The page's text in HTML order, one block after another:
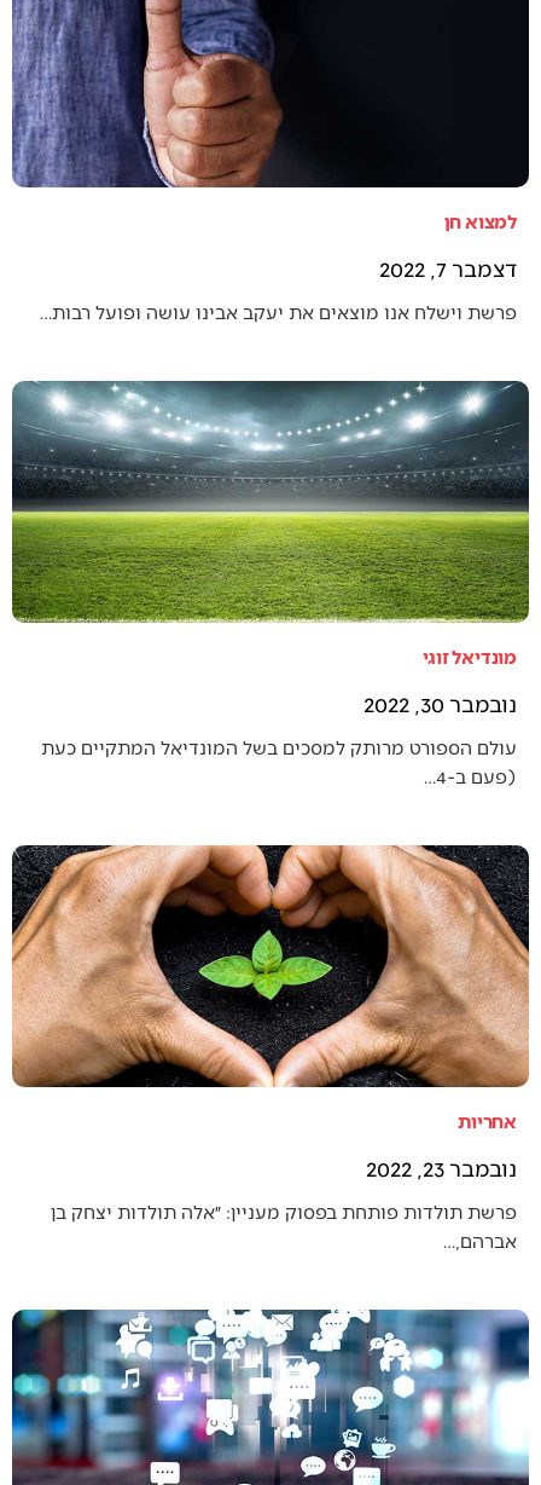
למצוא חן
דצמבר 7, 2022
פרשת וישלח אנו מוצאים את יעקב אבינו עושה ופועל רבות…
מונדיאל זוגי
נובמבר 30, 2022
עולם הספורט מרותק למסכים בשל המונדיאל המתקיים כעת
(פעם ב-4…
אחריות
נובמבר 23, 2022
פרשת תולדות פותחת בפסוק מעניין: ״אלה תולדות יצחק בן
אברהם,…